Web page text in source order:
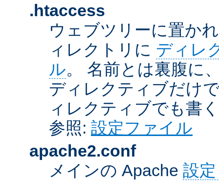
.htaccess
ウェブツリーに置か
ィレクトリに ディレ
ル。 名前とは裏腹に
ディレクティブだけ
ィレクティブでも書
参照: 設定ファイル
apache2.conf
メインの Apache 設